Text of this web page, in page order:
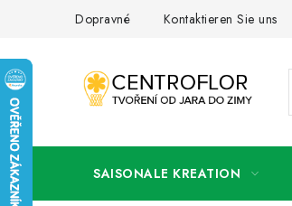
Dopravné Kontaktieren Sie uns
SAISONALE KREATION